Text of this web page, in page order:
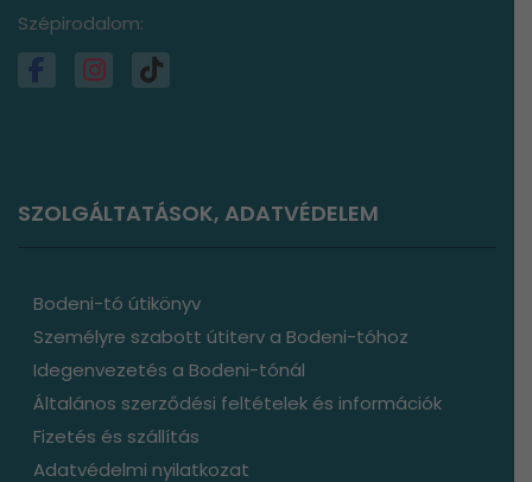
Szépirodalom:
SZOLGÁLTATÁSOK, ADATVÉDELEM
Bodeni-tó útikönyv
Személyre szabott útiterv a Bodeni-tóhoz
Idegenvezetés a Bodeni-tónál
Általános szerződési feltételek és információk
Fizetés és szállítás
Adatvédelmi nyilatkozat